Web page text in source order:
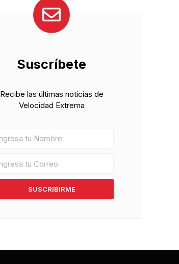
Suscríbete
Recibe las últimas noticias de
Velocidad Extrema
SUSCRIBIRME